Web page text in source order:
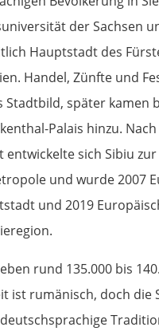
der Sachsen
Hauptstadt des
Handel, Zünfte und
Stadtbild, später kamen
Palais hinzu.
entwickelte sich Sibiu
und wurde 2007
und 2019
rund 135.000 bis
ist rumänisch, doch die